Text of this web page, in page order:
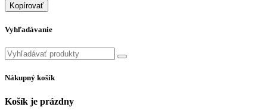
Kopírovať
Vyhľadávanie
Nákupný košík
Košík je prázdny